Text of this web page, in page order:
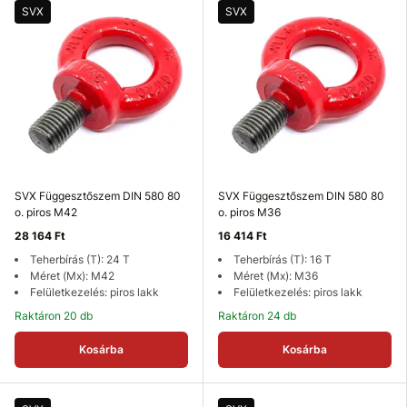
SVX
SVX Függesztőszem DIN 580 80
o. piros M42
28 164 Ft
Teherbírás (T): 24 T
Méret (Mx): M42
Felületkezelés: piros lakk
Raktáron 20 db
Kosárba
SVX
SVX Függesztőszem DIN 580 80
o. piros M36
16 414 Ft
Teherbírás (T): 16 T
Méret (Mx): M36
Felületkezelés: piros lakk
Raktáron 24 db
Kosárba